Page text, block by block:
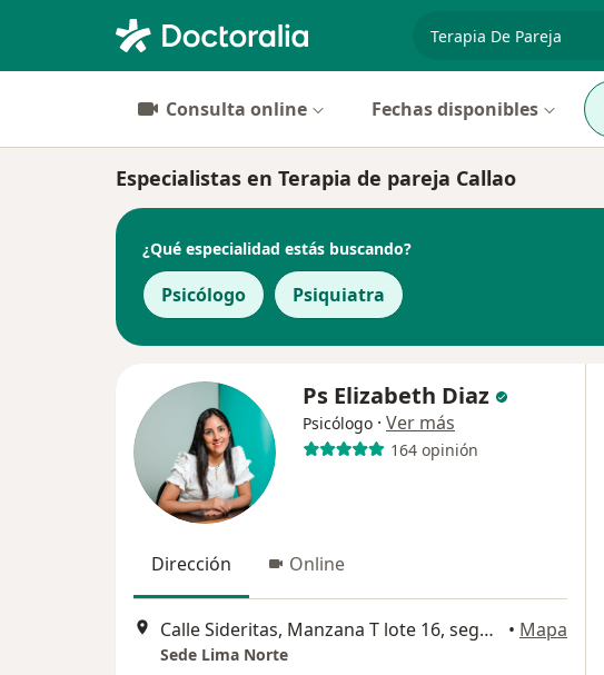
Consulta online Fechas disponibles
Especialistas en Terapia de pareja Callao
¿Qué especialidad estás buscando?
Psicólogo Psiquiatra
Ps Elizabeth Diaz
Psicólogo · Ver más
164 opinión
Dirección Online
Calle Sideritas, Manzana T lote 16, segundo piso, Urbanización Rosario del Norte, Los Olivos • Mapa
Sede Lima Norte